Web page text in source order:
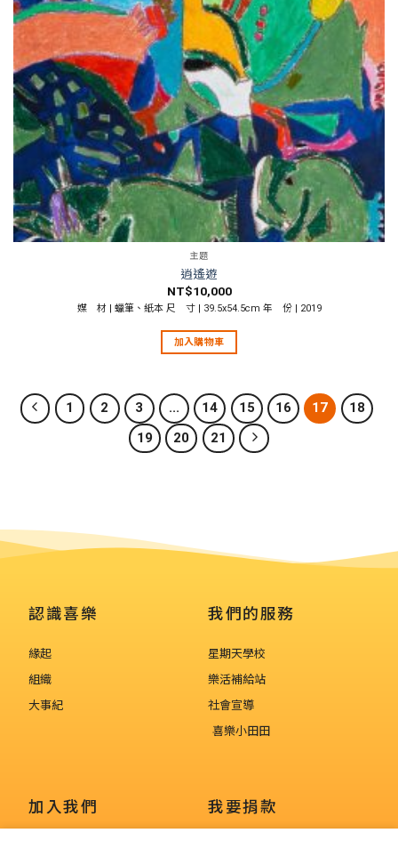
主題
逍遙遊
NT$10,000
媒 材 | 蠟筆、紙本 尺 寸 | 39.5x54.5cm 年 份 | 2019
加入購物車
1 2 3 ... 14 15 16 17
18
19
20 21
認識喜樂
緣起
組織
大事紀
我們的服務
星期天學校
樂活補給站
社會宣導
喜樂小田田
加入我們 我要捐款